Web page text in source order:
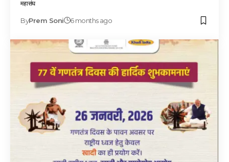
महासंघ
ByPrem Soni 6 months ago